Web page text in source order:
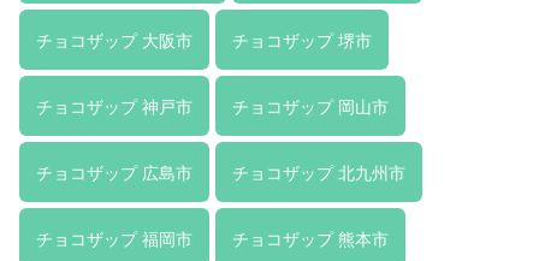
チョコザップ 大阪市 チョコザップ 堺市
チョコザップ 神戸市 チョコザップ 岡山市
チョコザップ 広島市 チョコザップ 北九州市
チョコザップ 福岡市 チョコザップ 熊本市